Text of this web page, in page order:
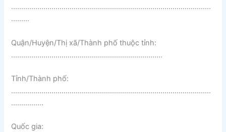
………………………………………………………………………………………
………
Quận/Huyện/Thị xã/Thành phố thuộc tỉnh:
…………………………………………………………………
Tỉnh/Thành phố:
………………………………………………………………………………………
…………….
Quốc gia: